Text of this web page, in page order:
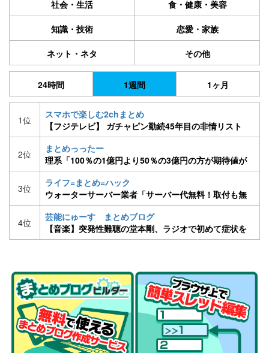
社会・生活 食・健康・美容
知識・技術 恋愛・家族
ネット・ネタ その他
24時間 1週間 1ヶ月
1位
スマホで楽しむ2chまとめ
【フジテレビ】 ガチャピン勤続45年目の非情リスト
ラ ポンキッキーズ3月終了 ［H30/2/13］
2位
まとめっったー
理系「100％の1億円より50％の3億円の方が期待値が
高い。1億を選ぶやつは馬鹿」文系ワイ「はえー」
3位
ライフ=まとめ=ハック
ウォーターサーバー業者「サーバー代無料！取付も無
料！」ワイ「ええな、契約や！」
4位
芸能にゅーす まとめブログ
【音楽】突発性難聴の堂本剛、ラジオで初めて症状を
語る「ライブや爆音を聞くことに今の僕は耐えられな